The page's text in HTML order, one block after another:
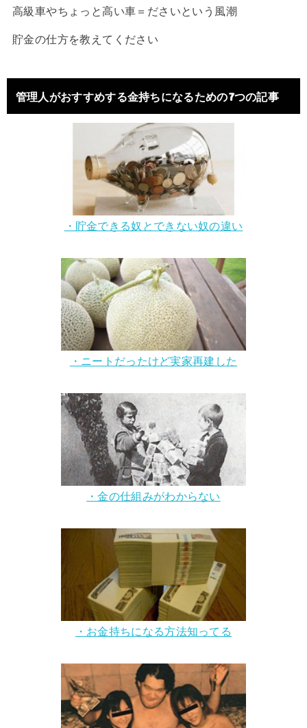
高級車やちょっと高い車＝ださいという風潮
貯金の仕方を教えてください
管理人がおすすめする金持ちになるための7つの記事
・貯金できる奴とできない奴の違い
・ニートだったけど実家再建した
・金の仕組みがわからない
・お金持ちになる方法知ってる